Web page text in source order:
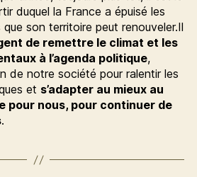
duquel la France a épuisé les
son territoire peut renouveler.Il
de remettre le climat et les
à l’agenda politique,
de notre société pour ralentir les
et s’adapter au mieux au
pour nous, pour continuer de
.